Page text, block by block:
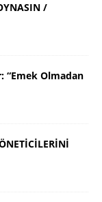
/
“Emek Olmadan